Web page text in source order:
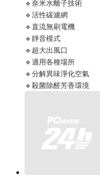
🔹奈米水離子技術
🔹活性碳濾網
🔹直流無刷電機
🔹靜音模式
🔹超大出風口
🔹適用各種場所
🔹分解異味淨化空氣
🔹殺菌除醛芳香環境